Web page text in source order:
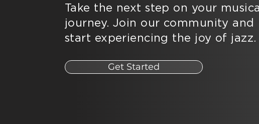
Take the next step on your musical
journey. Join our community and
start experiencing the joy of jazz.
Get Started